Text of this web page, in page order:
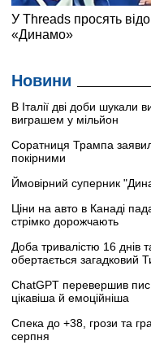
Новини
В Італії дві доби шукали
виграшем у мільйон
Соратниця Трампа
покірними
Ймовірний суперник
Ціни на авто в Канаді
стрімко дорожчають
Доба тривалістю 16 днів
обертається загадковий
ChatGPT перевершив
цікавіша й емоційніша
Спека до +38, грози та
серпня